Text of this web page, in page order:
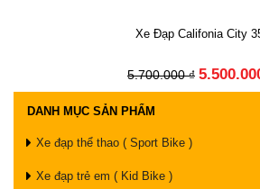
Xe Đạp Califonia City
5.700.000 ₫
DANH MỤC SẢN PHẨM
Xe đạp thể thao ( Sport Bike )
Xe đạp trẻ em ( Kid Bike )